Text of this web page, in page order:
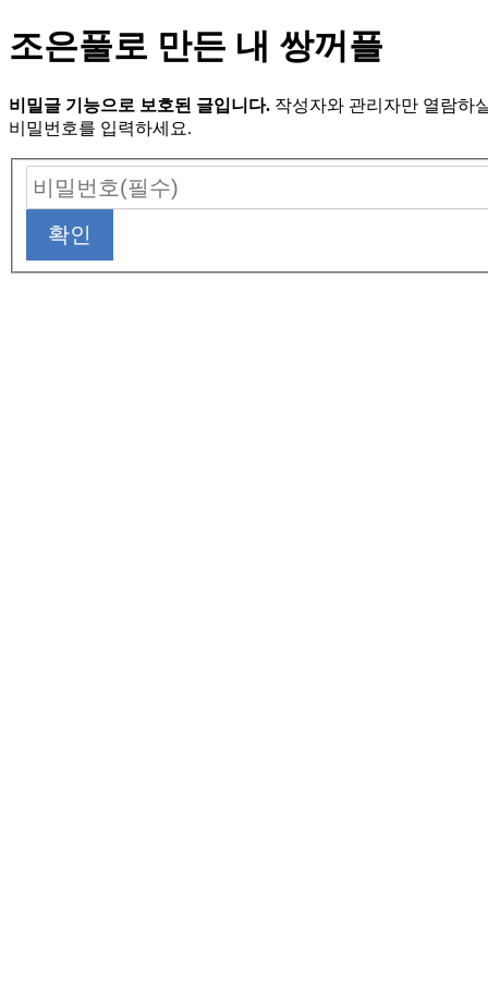
조은풀로 만든 내 쌍꺼플
비밀글 기능으로 보호된 글입니다. 작성자와 관리자만 열람하
비밀번호를 입력하세요.